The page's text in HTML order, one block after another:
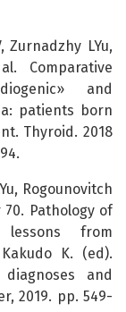
Zurnadzhy LYu,
Comparative
and
patients born
Thyroid. 2018
Rogounovitch
70. Pathology of
lessons from
K. (ed).
and
2019. pp. 549-